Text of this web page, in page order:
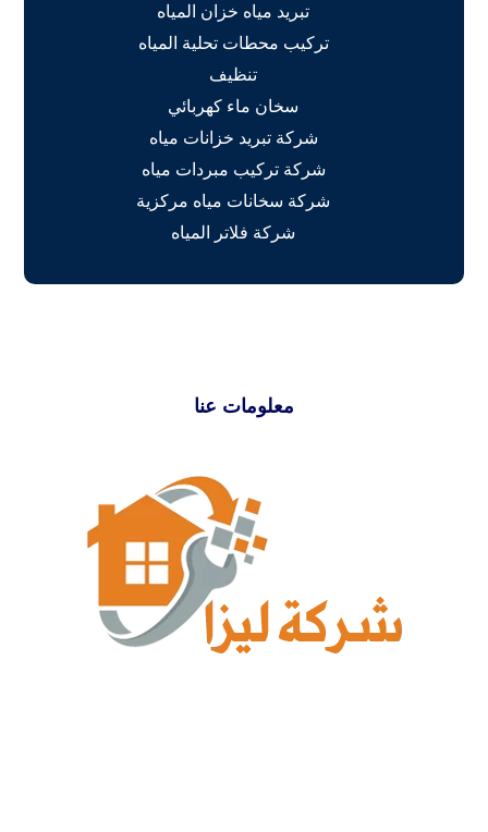
تبريد مياه خزان المياه
تركيب محطات تحلية المياه
تنظيف
سخان ماء كهربائي
شركة تبريد خزانات مياه
شركة تركيب مبردات مياه
شركة سخانات مياه مركزية
شركة فلاتر المياه
معلومات عنا